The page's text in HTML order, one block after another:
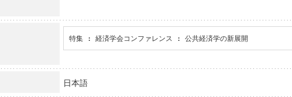
特集 : 経済学会コンファレンス : 公共経済学の新展開
日本語